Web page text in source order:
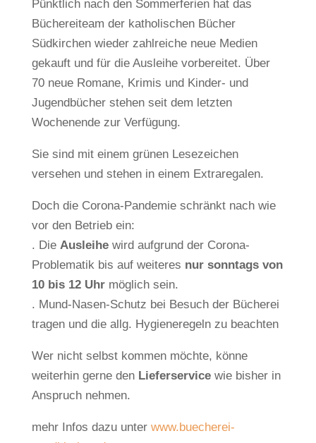
Pünktlich nach den Sommerferien hat das
Büchereiteam der katholischen Bücher
Südkirchen wieder zahlreiche neue Medien
gekauft und für die Ausleihe vorbereitet. Über
70 neue Romane, Krimis und Kinder- und
Jugendbücher stehen seit dem letzten
Wochenende zur Verfügung.
Sie sind mit einem grünen Lesezeichen
versehen und stehen in einem Extraregalen.
Doch die Corona-Pandemie schränkt nach wie
vor den Betrieb ein:
. Die Ausleihewird aufgrund der Corona-
Problematik bis auf weiteres nur sonntags von
10 bis 12 Uhrmöglich sein.
. Mund-Nasen-Schutz bei Besuch der Bücherei
tragen und die allg. Hygieneregeln zu beachten
Wer nicht selbst kommen möchte, könne
weiterhin gerne den Lieferservicewie bisher in
Anspruch nehmen.
mehr Infos dazu unter www.buecherei-